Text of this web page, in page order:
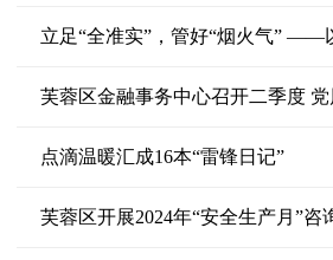
立足“全准实”，管好“烟火气” ——
芙蓉区金融事务中心召开二季度
点滴温暖汇成16本“雷锋日记”
芙蓉区开展2024年“安全生产月”咨